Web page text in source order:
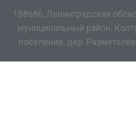
188686, Ленинградская
муниципальный район,
поселение, дер.